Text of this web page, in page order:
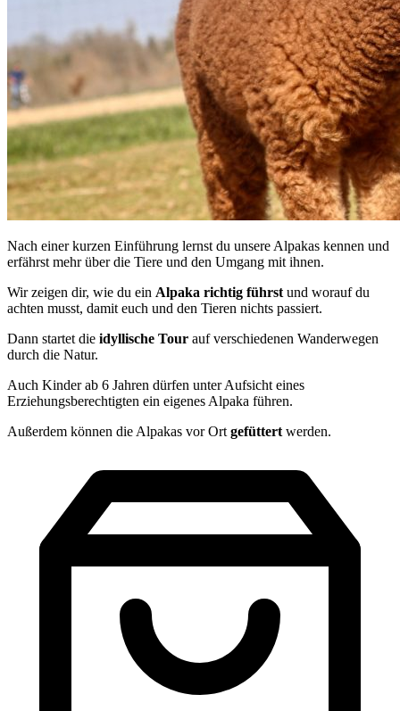
Nach einer kurzen Einführung lernst du unsere Alpakas kennen und
erfährst mehr über die Tiere und den Umgang mit ihnen.
Wir zeigen dir, wie du ein Alpaka richtig führst und worauf du
achten musst, damit euch und den Tieren nichts passiert.
Dann startet die idyllische Tour auf verschiedenen Wanderwegen
durch die Natur.
Auch Kinder ab 6 Jahren dürfen unter Aufsicht eines
Erziehungsberechtigten ein eigenes Alpaka führen.
Außerdem können die Alpakas vor Ort gefüttert werden.